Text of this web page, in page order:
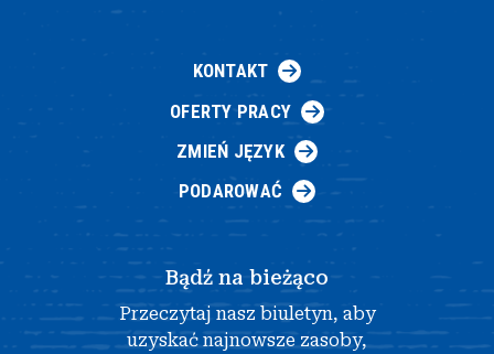
KONTAKT
OFERTY PRACY
ZMIEŃ JĘZYK
PODAROWAĆ
Bądź na bieżąco
Przeczytaj nasz biuletyn, aby
uzyskać najnowsze zasoby,